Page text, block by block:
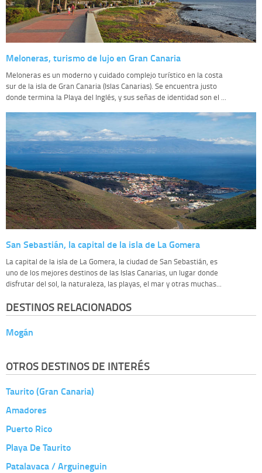
Meloneras, turismo de lujo en Gran Canaria
Meloneras es un moderno y cuidado complejo turístico en la costa
sur de la isla de Gran Canaria (Islas Canarias). Se encuentra justo
donde termina la Playa del Inglés, y sus señas de identidad son el ...
San Sebastián, la capital de la isla de La Gomera
La capital de la isla de La Gomera, la ciudad de San Sebastián, es
uno de los mejores destinos de las Islas Canarias, un lugar donde
disfrutar del sol, la naturaleza, las playas, el mar y otras muchas...
DESTINOS RELACIONADOS
Mogán
OTROS DESTINOS DE INTERÉS
Taurito (Gran Canaria)
Amadores
Puerto Rico
Playa De Taurito
Patalavaca / Arguineguin